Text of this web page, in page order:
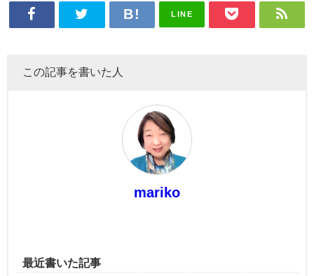
LINE
この記事を書いた人
mariko
最近書いた記事